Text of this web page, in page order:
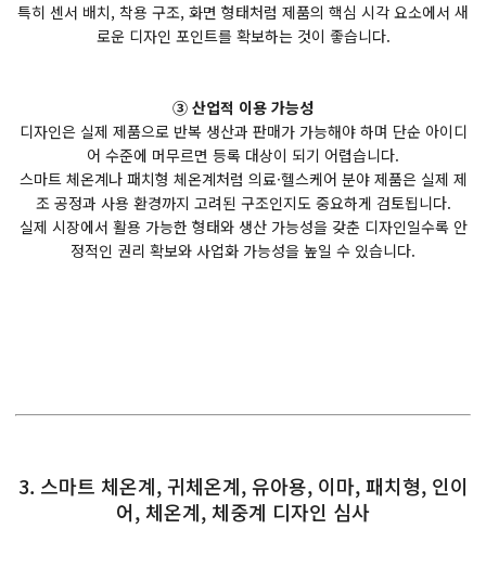
특히 센서 배치, 착용 구조, 화면 형태처럼 제품의 핵심 시각 요소에서 새
로운 디자인 포인트를 확보하는 것이 좋습니다.
③ 산업적 이용 가능성
디자인은 실제 제품으로 반복 생산과 판매가 가능해야 하며 단순 아이디
어 수준에 머무르면 등록 대상이 되기 어렵습니다.
스마트 체온계나 패치형 체온계처럼 의료·헬스케어 분야 제품은 실제 제
조 공정과 사용 환경까지 고려된 구조인지도 중요하게 검토됩니다.
실제 시장에서 활용 가능한 형태와 생산 가능성을 갖춘 디자인일수록 안
정적인 권리 확보와 사업화 가능성을 높일 수 있습니다.
3. 스마트 체온계, 귀체온계, 유아용, 이마, 패치형, 인이
어, 체온계, 체중계 디자인 심사